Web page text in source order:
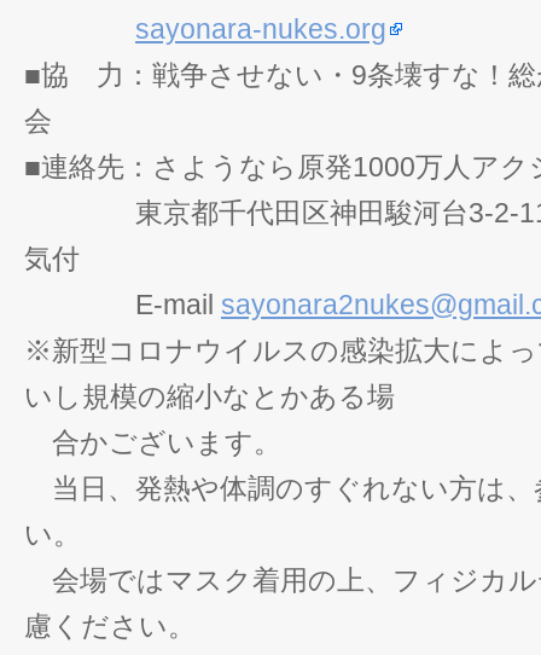
sayonara-nukes.org
■協 力：戦争させない・9条壊すな！総
会
■連絡先：さようなら原発1000万人アク
東京都千代田区神田駿河台3-2-11
気付
E-mail
※新型コロナウイルスの感染拡大によ
いし規模の縮小なとかある場
合かございます。
当日、発熱や体調のすぐれない方は
い。
会場ではマスク着用の上、フィジカ
慮ください。